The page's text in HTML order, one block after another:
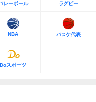
レーボール ラグビー
NBA バスケ代表
Doスポーツ